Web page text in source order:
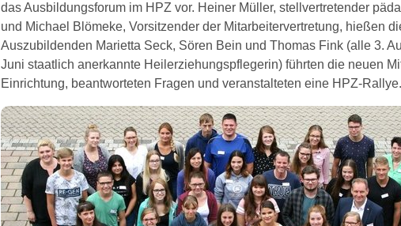
das Ausbildungsforum im HPZ vor. Heiner Müller, stellvertretender
und Michael Blömeke, Vorsitzender der Mitarbeitervertretung, hießen
Auszubildenden Marietta Seck, Sören Bein und Thomas Fink (alle 3.
Juni staatlich anerkannte Heilerziehungspflegerin) führten die neuen
Einrichtung, beantworteten Fragen und veranstalteten eine HPZ-Rallye.